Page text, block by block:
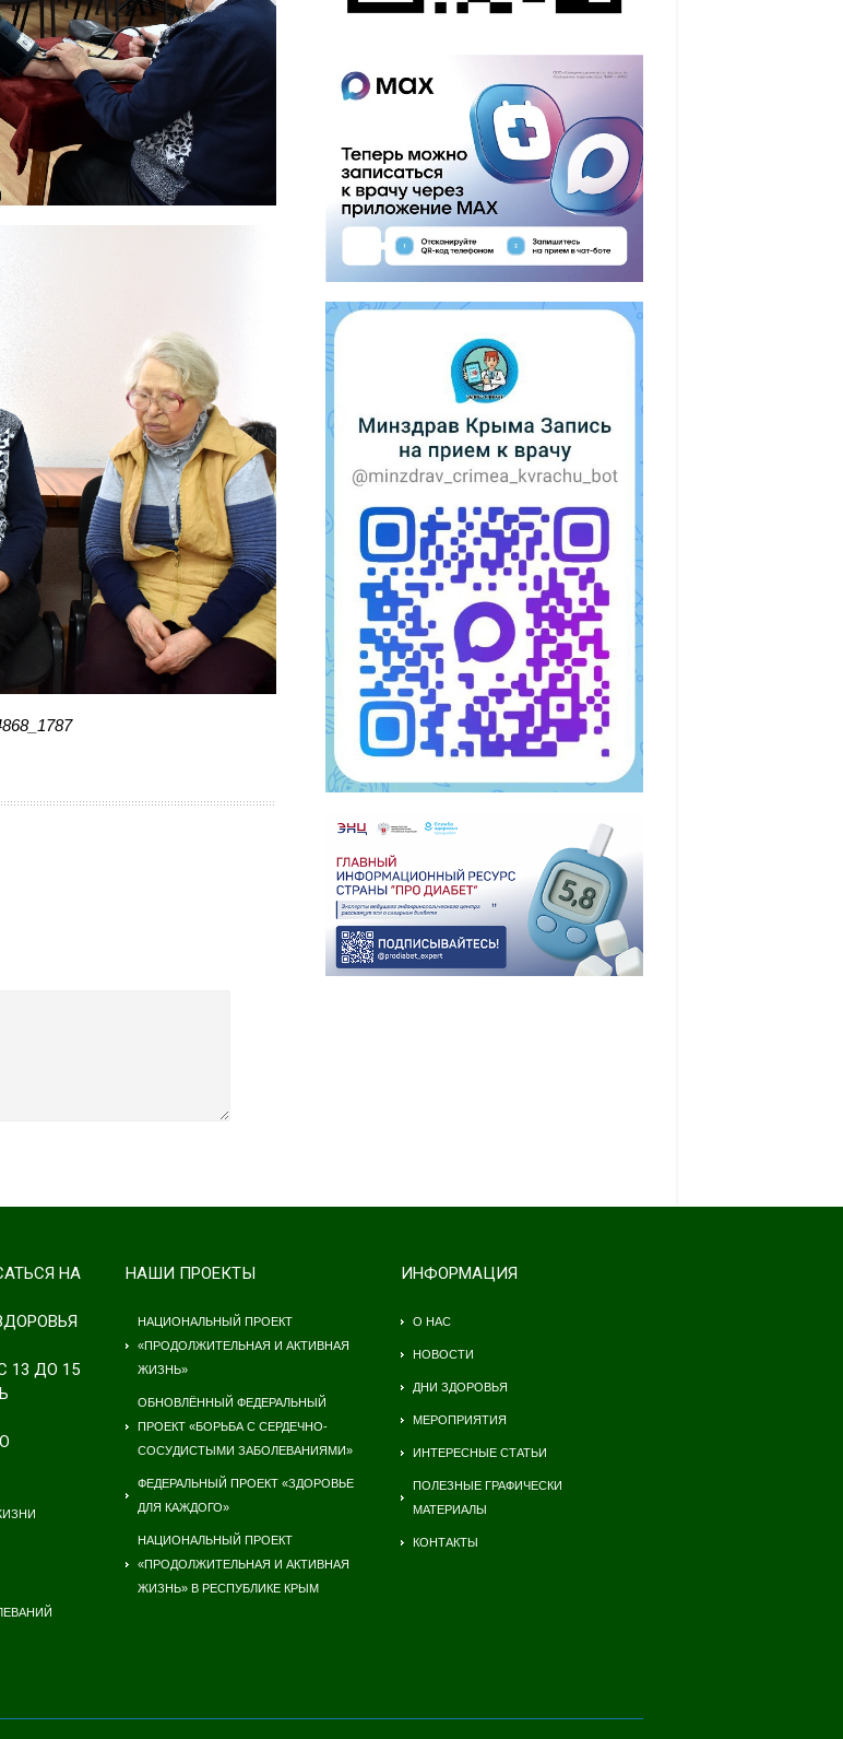
НА
13 ДО 15
НАШИ ПРОЕКТЫ
НАЦИОНАЛЬНЫЙ ПРОЕКТ
«ПРОДОЛЖИТЕЛЬНАЯ И АКТИВНАЯ
ЖИЗНЬ»
ОБНОВЛЁННЫЙ ФЕДЕРАЛЬНЫЙ
ПРОЕКТ «БОРЬБА С СЕРДЕЧНО-
СОСУДИСТЫМИ ЗАБОЛЕВАНИЯМИ»
ФЕДЕРАЛЬНЫЙ ПРОЕКТ «ЗДОРОВЬЕ
ДЛЯ КАЖДОГО»
НАЦИОНАЛЬНЫЙ ПРОЕКТ
«ПРОДОЛЖИТЕЛЬНАЯ И АКТИВНАЯ
ЖИЗНЬ» В РЕСПУБЛИКЕ КРЫМ
ИНФОРМАЦИЯ
О НАС
НОВОСТИ
ДНИ ЗДОРОВЬЯ
МЕРОПРИЯТИЯ
ИНТЕРЕСНЫЕ СТАТЬИ
ПОЛЕЗНЫЕ ГРАФИЧЕСКИ
МАТЕРИАЛЫ
КОНТАКТЫ